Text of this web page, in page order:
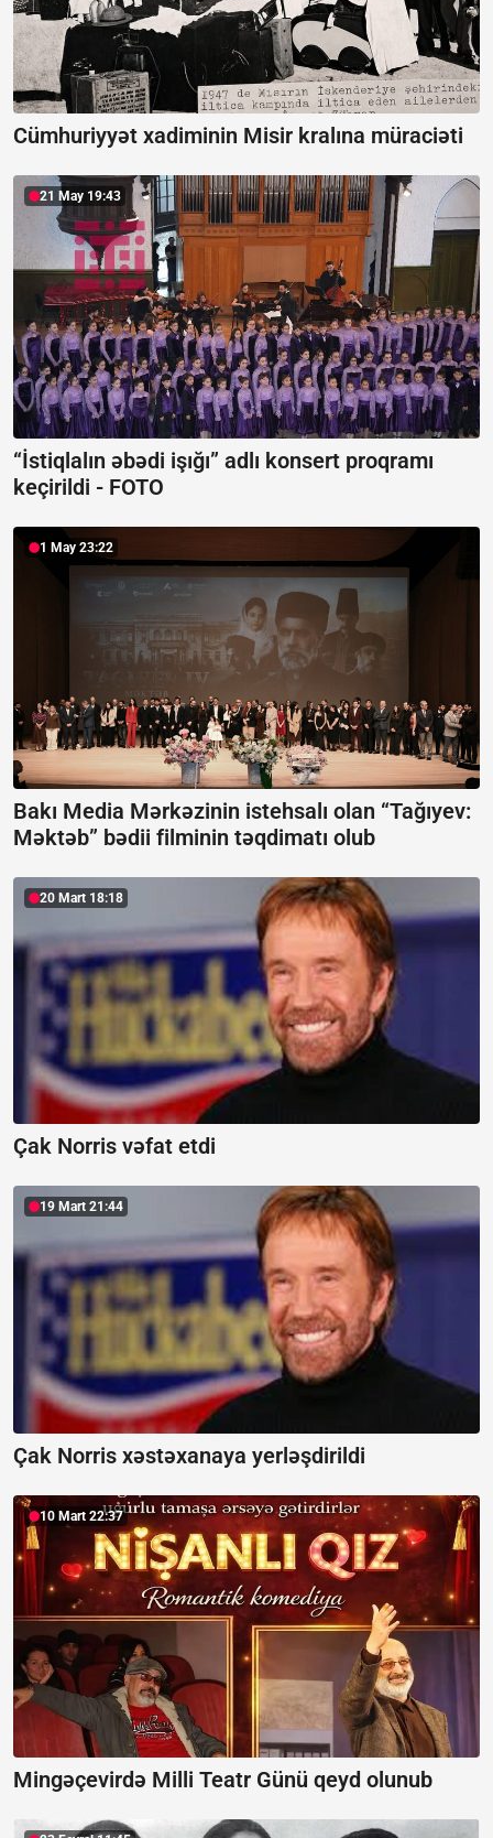
Cümhuriyyət xadiminin Misir kralına müraciəti
21 May 19:43
“İstiqlalın əbədi işığı” adlı konsert proqramı
keçirildi - FOTO
1 May 23:22
Bakı Media Mərkəzinin istehsalı olan “Tağıyev:
Məktəb” bədii filminin təqdimatı olub
20 Mart 18:18
Çak Norris vəfat etdi
19 Mart 21:44
Çak Norris xəstəxanaya yerləşdirildi
10 Mart 22:37
Mingəçevirdə Milli Teatr Günü qeyd olunub